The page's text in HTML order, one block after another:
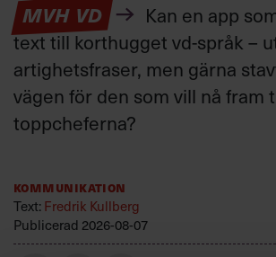
MVH VD
Kan en app
text till korthugget vd-språk –
artighetsfraser, men gärna
vägen för den som vill nå fram
toppcheferna?
Kommunikation
Text:Fredrik Kullberg
Publicerad 2026-08-07